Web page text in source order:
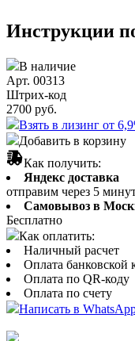
Инструкции
В наличие
Арт. 00313
Штрих-код
2700 руб.
Взять в лизинг от
Добавить в корзину
Как получить:
Яндекс доставка
отправим через 5
Самовывоз в
Бесплатно
Как оплатить:
Наличный расчет
Оплата банковской
Оплата по QR-коду
Оплата по счету
Написать в